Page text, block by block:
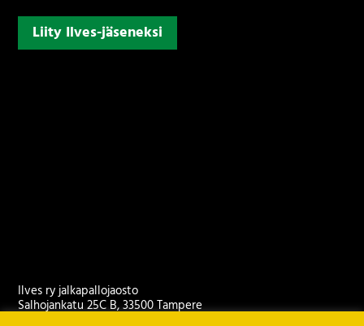
Liity Ilves-jäseneksi
Ilves ry jalkapallojaosto
Salhojankatu 25C B, 33500 Tampere